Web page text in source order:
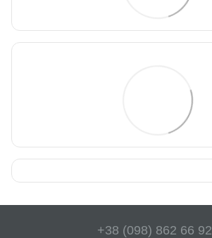
+38 (098) 862 66 92